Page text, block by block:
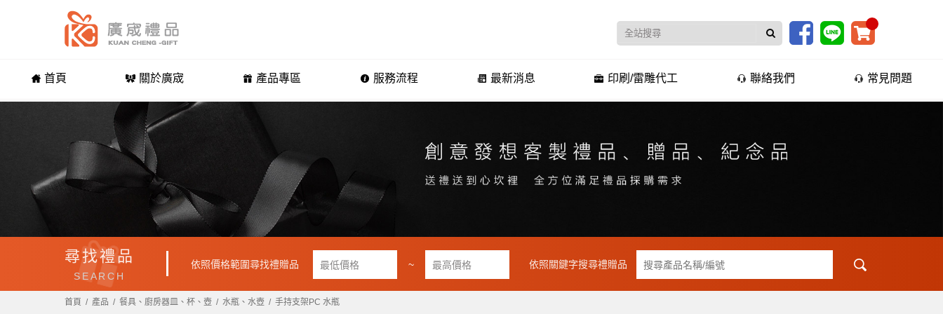
首頁 關於廣宬 產品專區 服務流程 最新消息 印刷/雷雕代工 聯絡我們 常見問題
尋找禮品
SEARCH
依照價格範圍尋找禮贈品 ~ 依照關鍵字搜尋禮贈品
首頁 產品 餐具、廚房器皿、杯、壺 水瓶、水壺 手持支架PC 水瓶